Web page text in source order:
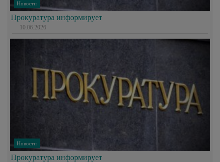
Новости
Прокуратура информирует
10.06.2026
Новости
Прокуратура информирует